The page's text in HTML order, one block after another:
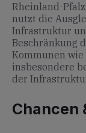
Rheinland-
nutzt die
Infrastruktur
Beschränkung
Kommunen
insbesondere
der
Chancen